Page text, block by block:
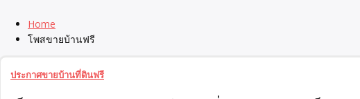
Home
โพสขายบ้านฟรี
ประกาศขายบ้านที่ดินฟรี